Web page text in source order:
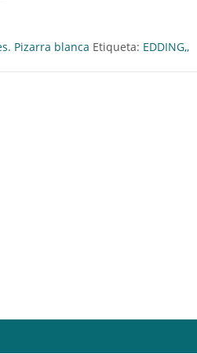
Pizarra blanca Etiqueta: EDDING,,